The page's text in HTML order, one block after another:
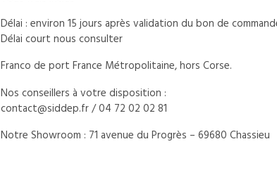
Délai : environ 15 jours après validation du bon de
Délai court nous consulter
Franco de port France Métropolitaine, hors Corse.
Nos conseillers à votre disposition :
contact@siddep.fr/ 04 72 02 02 81
Notre Showroom : 71 avenue du Progrès – 69680 Chassieu